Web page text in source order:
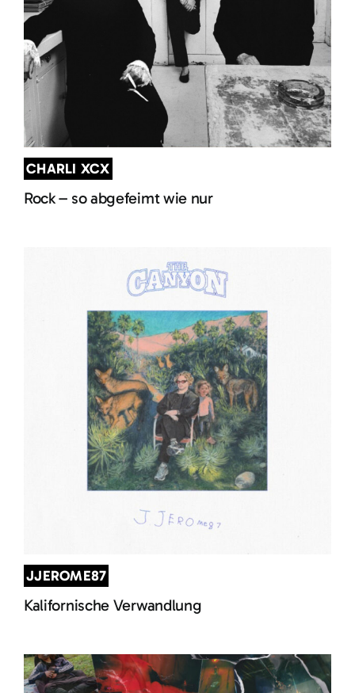
CHARLI XCX
Rock – so abgefeimt wie nur
JJEROME87
Kalifornische Verwandlung